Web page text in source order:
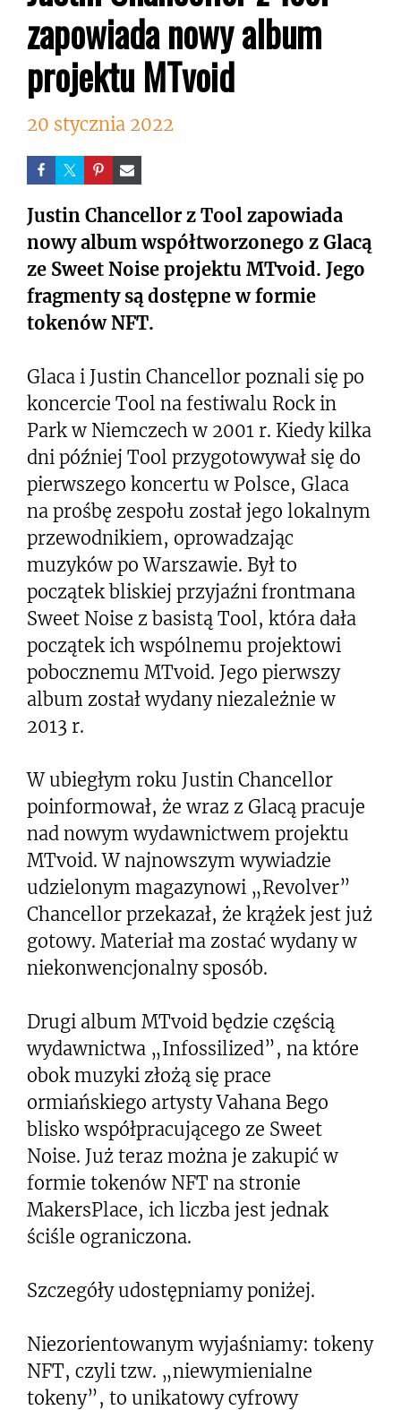
zapowiada nowy album
projektu MTvoid
20 stycznia 2022
Justin Chancellor z Tool zapowiada
nowy album współtworzonego z Glacą
ze Sweet Noise projektu MTvoid. Jego
fragmenty są dostępne w formie
tokenów NFT.
Glaca i Justin Chancellor poznali się po
koncercie Tool na festiwalu Rock in
Park w Niemczech w 2001 r. Kiedy kilka
dni później Tool przygotowywał się do
pierwszego koncertu w Polsce, Glaca
na prośbę zespołu został jego lokalnym
przewodnikiem, oprowadzając
muzyków po Warszawie. Był to
początek bliskiej przyjaźni frontmana
Sweet Noise z basistą Tool, która dała
początek ich wspólnemu projektowi
pobocznemu MTvoid. Jego pierwszy
album został wydany niezależnie w
2013 r.
W ubiegłym roku Justin Chancellor
poinformował, że wraz z Glacą pracuje
nad nowym wydawnictwem projektu
MTvoid. W najnowszym wywiadzie
udzielonym magazynowi „Revolver”
Chancellor przekazał, że krążek jest już
gotowy. Materiał ma zostać wydany w
niekonwencjonalny sposób.
Drugi album MTvoid będzie częścią
wydawnictwa „Infossilized”, na które
obok muzyki złożą się prace
ormiańskiego artysty Vahana Bego
blisko współpracującego ze Sweet
Noise. Już teraz można je zakupić w
formie tokenów NFT na stronie
MakersPlace, ich liczba jest jednak
ściśle ograniczona.
Szczegóły udostępniamy poniżej.
Niezorientowanym wyjaśniamy: tokeny
NFT, czyli tzw. „niewymienialne
tokeny”, to unikatowy cyfrowy